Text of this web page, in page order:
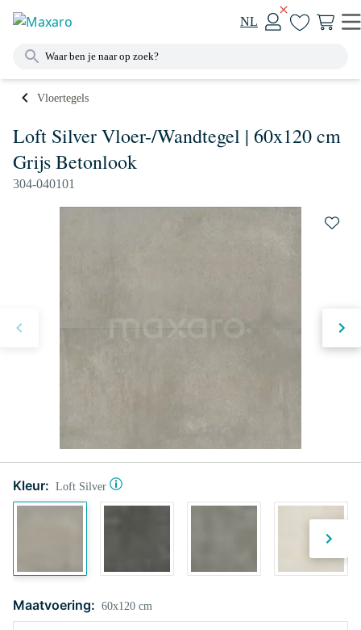
NL
Vloertegels
Loft Silver Vloer-/Wandtegel | 60x120 cm
Grijs Betonlook
304-040101
Kleur: Loft Silver
Maatvoering: 60x120 cm